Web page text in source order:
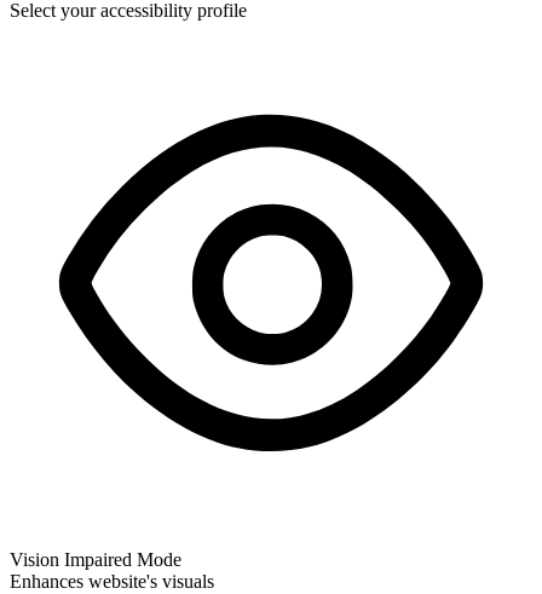
Select your accessibility profile
Vision Impaired Mode
Enhances website's visuals